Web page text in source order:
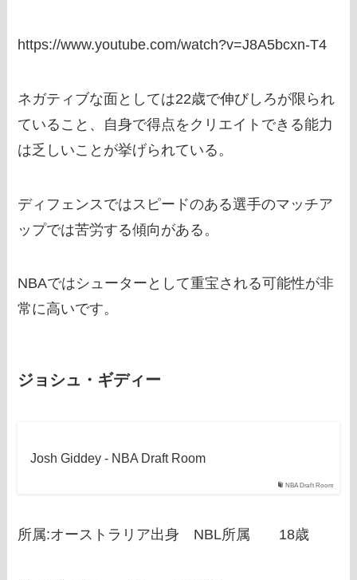
https://www.youtube.com/watch?v=J8A5bcxn-T4
ネガティブな面としては22歳で伸びしろが限られ
ていること、自身で得点をクリエイトできる能力
は乏しいことが挙げられている。
ディフェンスではスピードのある選手のマッチア
ップでは苦労する傾向がある。
NBAではシューターとして重宝される可能性が非
常に高いです。
ジョシュ・ギディー
NBA Draft Room
Josh Giddey - NBA Draft Room
所属:オーストラリア出身 NBL所属 18歳